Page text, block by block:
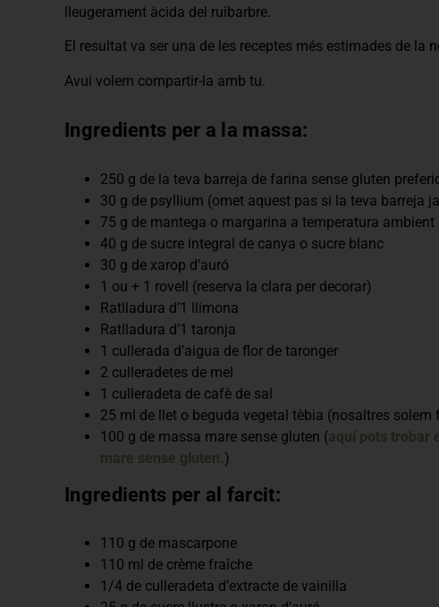
lleugerament àcida del ruibarbre.
El resultat va ser una de les receptes més estimades de la
Avui volem compartir-la amb tu.
Ingredients per a la massa:
250 g de la teva barreja de farina sense gluten
30 g de psyllium (omet aquest pas si la teva barreja
75 g de mantega o margarina a temperatura ambient
40 g de sucre integral de canya o sucre blanc
30 g de xarop d’auró
1 ou + 1 rovell (reserva la clara per decorar)
Ratlladura d’1 llimona
Ratlladura d’1 taronja
1 cullerada d’aigua de flor de taronger
2 culleradetes de mel
1 culleradeta de cafè de sal
25 ml de llet o beguda vegetal tèbia (nosaltres solem
100 g de massa mare sense gluten (aquí pots trobar
mare sense gluten.)
Ingredients per al farcit:
110 g de mascarpone
110 ml de crème fraîche
1/4 de culleradeta d’extracte de vainilla